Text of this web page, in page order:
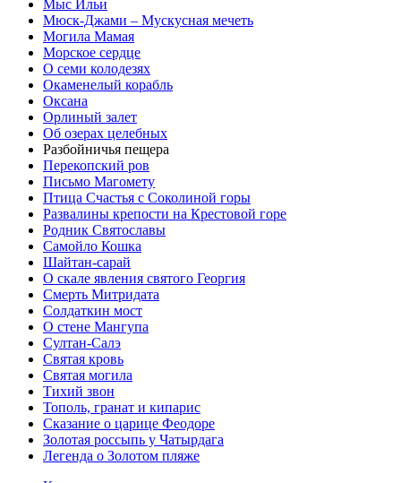
Мыс Ильи
Мюск-Джами – Мускусная мечеть
Могила Мамая
Морское сердце
О семи колодезях
Окаменелый корабль
Оксана
Орлиный залет
Об озерах целебных
Разбойничья пещера
Перекопский ров
Письмо Магомету
Птица Счастья с Соколиной горы
Развалины крепости на Крестовой горе
Родник Святославы
Самойло Кошка
Шайтан-сарай
О скале явления святого Георгия
Смерть Митридата
Солдаткин мост
О стене Мангупа
Султан-Салэ
Святая кровь
Святая могила
Тихий звон
Тополь, гранат и кипарис
Сказание о царице Феодоре
Золотая россыпь у Чатырдага
Легенда о Золотом пляже